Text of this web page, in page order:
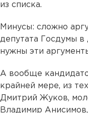
из списка.
Минусы: сложно
депутата Госдумы
нужны эти
А вообще
крайней мере, из
Дмитрий Жуков,
Владимир